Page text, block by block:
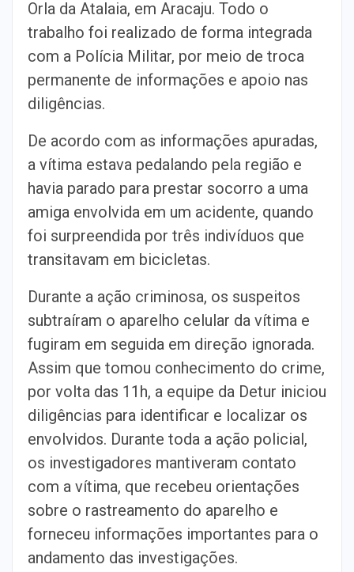
Orla da Atalaia, em Aracaju. Todo o
trabalho foi realizado de forma integrada
com a Polícia Militar, por meio de troca
permanente de informações e apoio nas
diligências.
De acordo com as informações apuradas,
a vítima estava pedalando pela região e
havia parado para prestar socorro a uma
amiga envolvida em um acidente, quando
foi surpreendida por três indivíduos que
transitavam em bicicletas.
Durante a ação criminosa, os suspeitos
subtraíram o aparelho celular da vítima e
fugiram em seguida em direção ignorada.
Assim que tomou conhecimento do crime,
por volta das 11h, a equipe da Detur iniciou
diligências para identificar e localizar os
envolvidos. Durante toda a ação policial,
os investigadores mantiveram contato
com a vítima, que recebeu orientações
sobre o rastreamento do aparelho e
forneceu informações importantes para o
andamento das investigações.